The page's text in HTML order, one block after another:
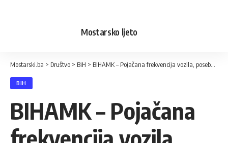
Mostarsko ljeto
Mostarski.ba > Društvo > BiH > BIHAMK – Pojačana frekvencija vozila, posebno u gradskim zonama
BIH
BIHAMK – Pojačana